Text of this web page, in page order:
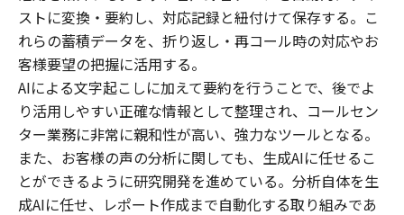
ストに変換・要約し、対応記録と紐付けて保存する。こ
れらの蓄積データを、折り返し・再コール時の対応やお
客様要望の把握に活用する。
AIによる文字起こしに加えて要約を行うことで、後でよ
り活用しやすい正確な情報として整理され、コールセン
ター業務に非常に親和性が高い、強力なツールとなる。
また、お客様の声の分析に関しても、生成AIに任せるこ
とができるように研究開発を進めている。分析自体を生
成AIに任せ、レポート作成まで自動化する取り組みであ